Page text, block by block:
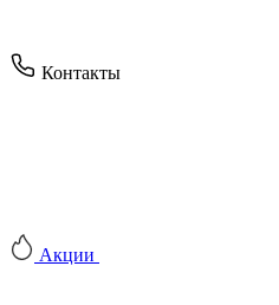
Контакты
Акции